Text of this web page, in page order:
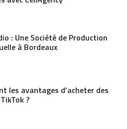
: Une Société de Production
à Bordeaux
les avantages d’acheter des
?